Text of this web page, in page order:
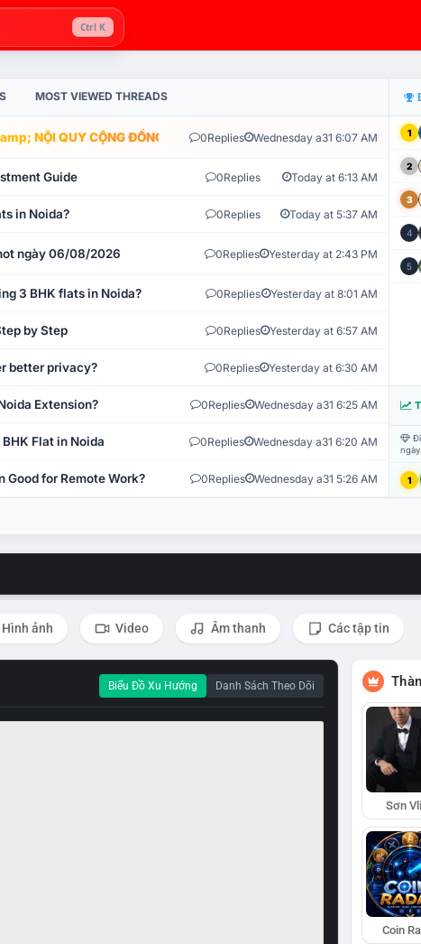
Ctrl K
MOST VIEWED THREADS
NỘI QUY CỘNG ĐỒNG VLIKE.VN: HỆ THỐNG GIÁM SÁT TỰ
0Replies Wednesday a31 6:07 AM
Guide 0Replies Today at 6:13 AM
in Noida? 0Replies Today at 5:37 AM
ngày 06/08/2026 0Replies Yesterday at 2:43 PM
3 BHK flats in Noida? 0Replies Yesterday at 8:01 AM
by Step 0Replies Yesterday at 6:57 AM
better privacy? 0Replies Yesterday at 6:30 AM
Extension? 0Replies Wednesday a31 6:25 AM
Flat in Noida 0Replies Wednesday a31 6:20 AM
Good for Remote Work? 0Replies Wednesday a31 5:26 AM
1
2
3
4
5
1
Hình ảnh Video Âm thanh Các tập tin
Biểu Đồ Xu Hướng Danh Sách Theo Dõi
Sơn
Coin